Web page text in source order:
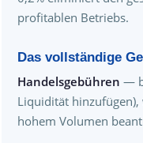
profitablen Betriebs.
Das vollständige
Handelsgebühren —
Liquidität
hohem Volumen